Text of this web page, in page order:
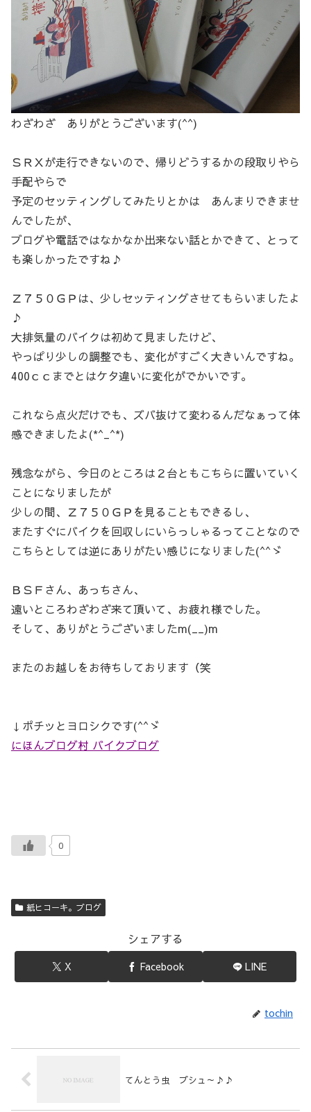
わざわざ ありがとうございます(^^)
ＳＲＸが走行できないので、帰りどうするかの段取りやら
手配やらで
予定のセッティングしてみたりとかは あんまりできませ
んでしたが、
ブログや電話ではなかなか出来ない話とかできて、とって
も楽しかったですね♪
Ｚ７５０ＧＰは、少しセッティングさせてもらいましたよ
♪
大排気量のバイクは初めて見ましたけど、
やっぱり少しの調整でも、変化がすごく大きいんですね。
400ｃｃまでとはケタ違いに変化がでかいです。
これなら点火だけでも、ズバ抜けて変わるんだなぁって体
感できましたよ(*^_^*)
残念ながら、今日のところは２台ともこちらに置いていく
ことになりましたが
少しの間、Ｚ７５０ＧＰを見ることもできるし、
またすぐにバイクを回収しにいらっしゃるってことなので
こちらとしては逆にありがたい感じになりました(^^ゞ
ＢＳＦさん、あっちさん、
遠いところわざわざ来て頂いて、お疲れ様でした。
そして、ありがとうございましたm(__)m
またのお越しをお待ちしております（笑
↓ポチッとヨロシクです(^^ゞ
にほんブログ村 バイクブログ
0
紙ヒコーキ。ブログ
シェアする
X Facebook LINE
tochin
てんとう虫 プシュ～♪♪